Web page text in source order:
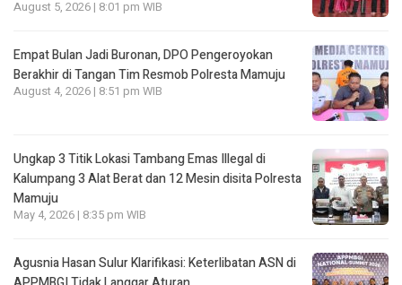
August 5, 2026 | 8:01 pm WIB
Empat Bulan Jadi Buronan, DPO Pengeroyokan
Berakhir di Tangan Tim Resmob Polresta Mamuju
August 4, 2026 | 8:51 pm WIB
Ungkap 3 Titik Lokasi Tambang Emas Illegal di
Kalumpang 3 Alat Berat dan 12 Mesin disita Polresta
Mamuju
May 4, 2026 | 8:35 pm WIB
Agusnia Hasan Sulur Klarifikasi: Keterlibatan ASN di